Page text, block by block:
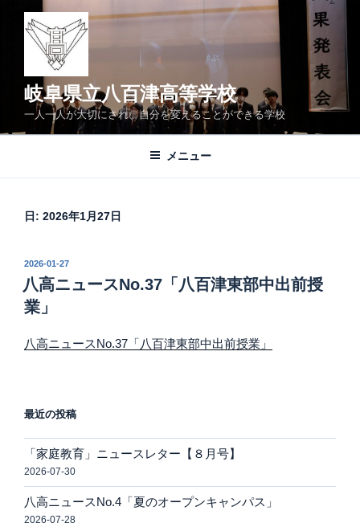
プ
岐阜県立八百津高等学校
一人一人が大切にされ、自分を変えることができる学校
メニュー
日: 2026年1月27日
投
稿
日:
2026-01-27
八高ニュースNo.37「八百津東部中出前授
業」
八高ニュースNo.37「八百津東部中出前授業」
最近の投稿
「家庭教育」ニュースレター【８月号】
2026-07-30
八高ニュースNo.4「夏のオープンキャンパス」
2026-07-28